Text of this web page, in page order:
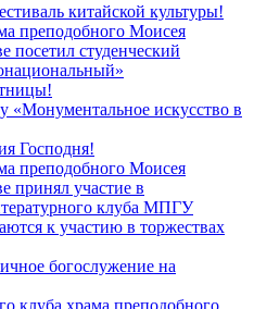
китайской культуры!
преподобного Моисея
студенческий
«Монументальное искусство в
Господня!
преподобного Моисея
участие в
клуба МПГУ
к участию в торжествах
богослужение на
клуба храма преподобного